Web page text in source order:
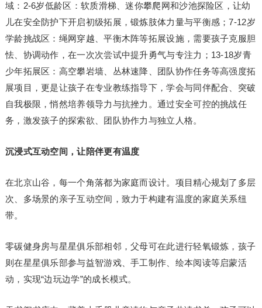
域：2-6岁低龄区：软质滑梯、迷你攀爬网和沙池探险区，让幼
儿在安全防护下开启初级拓展，锻炼肢体力量与平衡感；7-12岁
学龄挑战区：绳网穿越、平衡木阵等拓展设施，需要孩子克服胆
怯、协调动作，在一次次尝试中提升勇气与专注力；13-18岁青
少年拓展区：高空攀岩墙、丛林速降、团队协作任务等高强度拓
展项目，更是让孩子在专业教练指导下，学会与同伴配合、突破
自我极限，悄然培养领导力与抗挫力。通过安全可控的挑战任
务，激发孩子的探索欲、团队协作力与独立人格。
沉浸式互动空间，让陪伴更有温度
在北京山谷，每一个角落都为家庭而设计。项目精心规划了多层
次、多场景的亲子互动空间，致力于构建有温度的家庭关系纽
带。
零碳健身房与星星俱乐部相邻，父母可在此进行轻氧锻炼，孩子
则在星星俱乐部参与益智游戏、手工制作、绘本阅读等启蒙活
动，实现“边玩边学”的成长模式。